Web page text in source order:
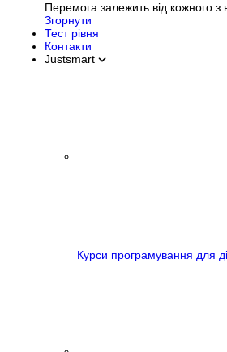
Перемога залежить від кожного з
Згорнути
Тест рівня
Контакти
Justsmart
Курси програмування для